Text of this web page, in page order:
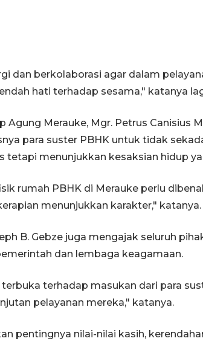
dan berkolaborasi agar dalam
hati terhadap sesama," katanya
Agung Merauke, Mgr. Petrus Canisius
para suster PBHK untuk tidak
tetapi menunjukkan kesaksian hidup
rumah PBHK di Merauke perlu
menunjukkan karakter," katanya.
B. Gebze juga mengajak seluruh
dan lembaga keagamaan.
terhadap masukan dari para
pelayanan mereka," katanya.
pentingnya nilai-nilai kasih,
14 March